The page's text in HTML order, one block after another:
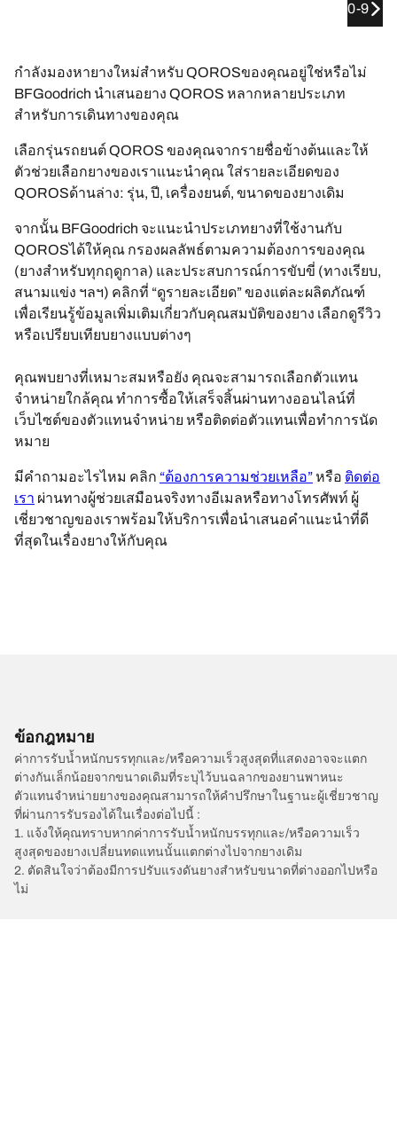
0-9
กำลังมองหายางใหม่สำหรับ QOROSของคุณอยู่ใช่หรือไม่
BFGoodrich นำเสนอยาง QOROS หลากหลายประเภท
สำหรับการเดินทางของคุณ
เลือกรุ่นรถยนต์ QOROS ของคุณจากรายชื่อข้างต้นและให้
ตัวช่วยเลือกยางของเราแนะนำคุณ ใส่รายละเอียดของ
QOROSด้านล่าง: รุ่น, ปี, เครื่องยนต์, ขนาดของยางเดิม
จากนั้น BFGoodrich จะแนะนำประเภทยางที่ใช้งานกับ
QOROSได้ให้คุณ กรองผลลัพธ์ตามความต้องการของคุณ
(ยางสำหรับทุกฤดูกาล) และประสบการณ์การขับขี่ (ทางเรียบ,
สนามแข่ง ฯลฯ) คลิกที่ “ดูรายละเอียด” ของแต่ละผลิตภัณฑ์
เพื่อเรียนรู้ข้อมูลเพิ่มเติมเกี่ยวกับคุณสมบัติของยาง เลือกดูรีวิว
หรือเปรียบเทียบยางแบบต่างๆ
คุณพบยางที่เหมาะสมหรือยัง คุณจะสามารถเลือกตัวแทน
จำหน่ายใกล้คุณ ทำการซื้อให้เสร็จสิ้นผ่านทางออนไลน์ที่
เว็บไซต์ของตัวแทนจำหน่าย หรือติดต่อตัวแทนเพื่อทำการนัด
หมาย
มีคำถามอะไรไหม คลิก “ต้องการความช่วยเหลือ”หรือ ติดต่อ
เรา ผ่านทางผู้ช่วยเสมือนจริงทางอีเมลหรือทางโทรศัพท์ ผู้
เชี่ยวชาญของเราพร้อมให้บริการเพื่อนำเสนอคำแนะนำที่ดี
ที่สุดในเรื่องยางให้กับคุณ
ข้อกฎหมาย
ค่าการรับน้ำหนักบรรทุกและ/หรือความเร็วสูงสุดที่แสดงอาจจะแตก
ต่างกันเล็กน้อยจากขนาดเดิมที่ระบุไว้บนฉลากของยานพาหนะ
ตัวแทนจำหน่ายยางของคุณสามารถให้คำปรึกษาในฐานะผู้เชี่ยวชาญ
ที่ผ่านการรับรองได้ในเรื่องต่อไปนี้ :
1. แจ้งให้คุณทราบหากค่าการรับน้ำหนักบรรทุกและ/หรือความเร็ว
สูงสุดของยางเปลี่ยนทดแทนนั้นแตกต่างไปจากยางเดิม
2. ตัดสินใจว่าต้องมีการปรับแรงดันยางสำหรับขนาดที่ต่างออกไปหรือ
ไม่